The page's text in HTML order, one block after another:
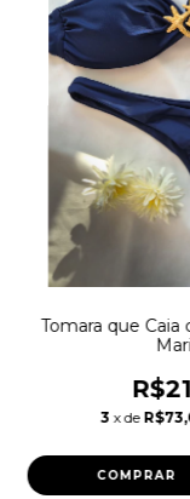
Tomara que Caia
3 x de
COMPRAR